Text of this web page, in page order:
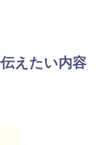
えたい内容